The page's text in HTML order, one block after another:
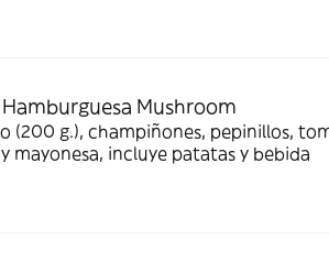
Mushroom
(200 g.), champiñones, pepinillos,
mayonesa, incluye patatas y bebida